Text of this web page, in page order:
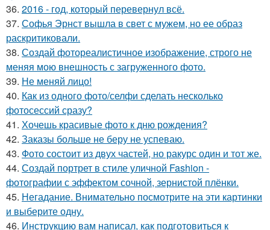
36. 2016 - год, который перевернул всё.
37. Софья Эрнст вышла в свет с мужем, но ее образ
раскритиковали.
38. Создай фотореалистичное изображение, строго не
меняя мою внешность с загруженного фото.
39. Не меняй лицо!
40. Как из одного фото/селфи сделать несколько
фотосессий сразу?
41. Хочешь красивые фото к дню рождения?
42. Заказы больше не беру не успеваю.
43. Фото состоит из двух частей, но ракурс один и тот же.
44. Создай портрет в стиле уличной Fashion -
фотографии с эффектом сочной, зернистой плёнки.
45. Негадание. Внимательно посмотрите на эти картинки
и выберите одну.
46. Инструкцию вам написал, как подготовиться к